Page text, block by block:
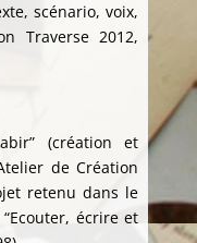
scénario, voix,
Traverse 2012,
(création et
de Création
retenu dans le
écrire et